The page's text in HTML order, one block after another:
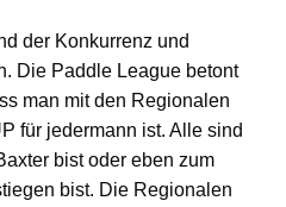
der Konkurrenz und
Die Paddle League betont
man mit den Regionalen
für jedermann ist. Alle sind
bist oder eben zum
bist. Die Regionalen